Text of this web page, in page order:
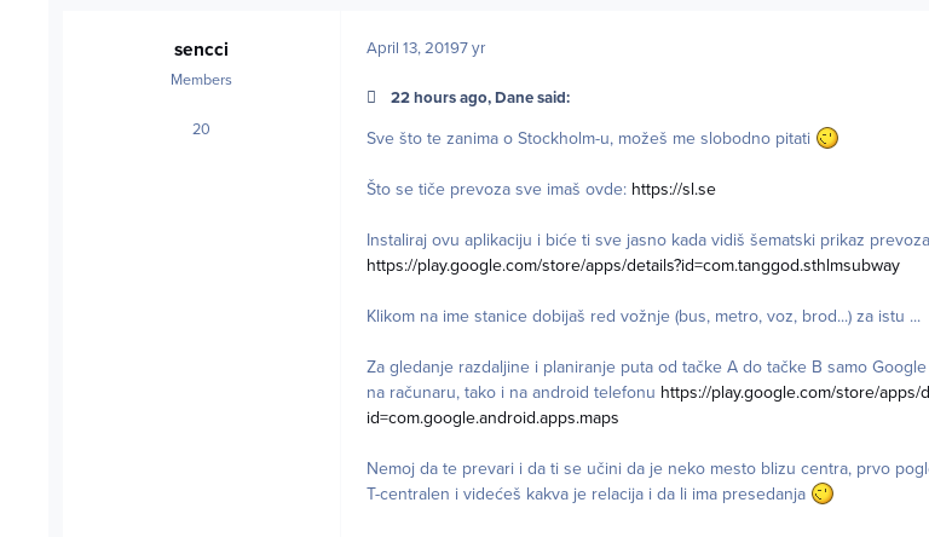
sencci
Members
20posts
April 13, 20197 yr
22 hours ago, Dane said:
Sve što te zanima o Stockholm-u, možeš me slobodno pitati
Što se tiče prevoza sve imaš ovde: https://sl.se
Instaliraj ovu aplikaciju i biće ti sve jasno kada vidiš šematski prikaz
https://play.google.com/store/apps/details?id=com.tanggod.sthlmsubway
Klikom na ime stanice dobijaš red vožnje (bus, metro, voz, brod...) za istu ...
Za gledanje razdaljine i planiranje puta od tačke A do tačke B samo
na računaru, tako i na android telefonu https://play.google.com/store/apps/
id=com.google.android.apps.maps
Nemoj da te prevari i da ti se učini da je neko mesto blizu centra, prvo
T-centralen i videćeš kakva je relacija i da li ima presedanja